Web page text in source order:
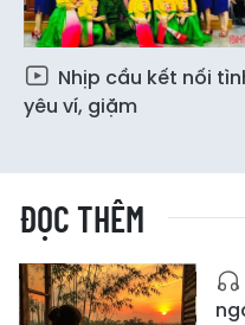
Nhịp cầu kết nối
yêu ví, giặm
ĐỌC THÊM